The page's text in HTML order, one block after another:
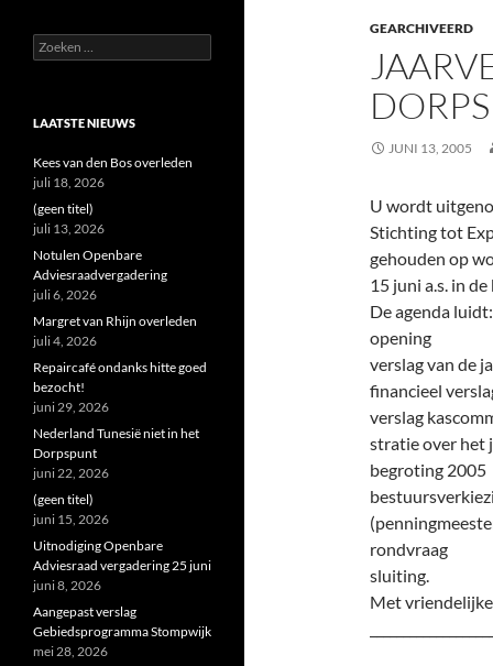
GEARCHIVEERD
JUNI 13, 2005
U wordt
Stichting tot
gehouden op
15 juni a.s. in
De agenda luidt:
opening
verslag van de
financieel
verslag
stratie over het
begroting 2005
rondvraag
sluiting.
Met
Zoeken
naar:
LAATSTE NIEUWS
Kees van den Bos overleden
juli 18, 2026
(geen titel)
juli 13, 2026
Notulen Openbare
Adviesraadvergadering
juli 6, 2026
Margret van Rhijn overleden
juli 4, 2026
Repaircafé ondanks hitte goed
bezocht!
juni 29, 2026
Nederland Tunesië niet in het
Dorpspunt
juni 22, 2026
(geen titel)
juni 15, 2026
Uitnodiging Openbare
Adviesraad vergadering 25 juni
juni 8, 2026
Aangepast verslag
Gebiedsprogramma Stompwijk
mei 28, 2026